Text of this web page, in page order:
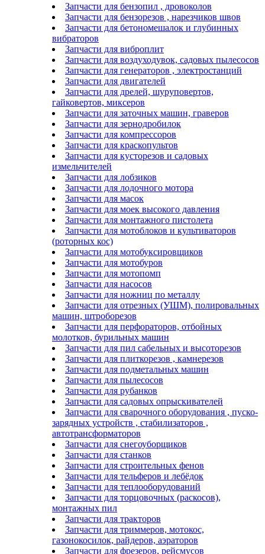
Запчасти для бензопил , дровоколов
Запчасти для бензорезов , нарезчиков швов
Запчасти для бетономешалок и глубинных
вибраторов
Запчасти для виброплит
Запчасти для воздуходувок, садовых пылесосов
Запчасти для генераторов , электростанций
Запчасти для двигателей
Запчасти для дрелей, шуруповертов,
гайковертов, миксеров
Запчасти для заточных машин, граверов
Запчасти для зернодробилок
Запчасти для компрессоров
Запчасти для краскопультов
Запчасти для кусторезов и садовых
измельчителей
Запчасти для лобзиков
Запчасти для лодочного мотора
Запчасти для масок
Запчасти для моек высокого давления
Запчасти для монтажного пистолета
Запчасти для мотоблоков и культиваторов
(роторных кос)
Запчасти для мотобуксировщиков
Запчасти для мотобуров
Запчасти для мотопомп
Запчасти для насосов
Запчасти для ножниц по металлу
Запчасти для отрезных (УШМ), полировальных
машин, штроборезов
Запчасти для перфораторов, отбойных
молотков, бурильных машин
Запчасти для пил сабельных и высоторезов
Запчасти для плиткорезов , камнерезов
Запчасти для подметальных машин
Запчасти для пылесосов
Запчасти для рубанков
Запчасти для садовых опрыскивателей
Запчасти для сварочного оборудования , пуско-
зарядных устройств , стабилизаторов ,
автотрансформаторов
Запчасти для снегоуборщиков
Запчасти для станков
Запчасти для строительных фенов
Запчасти для тельферов и лебёдок
Запчасти для теплооборудований
Запчасти для торцовочных (раскосов),
монтажных пил
Запчасти для тракторов
Запчасти для триммеров, мотокос,
газонокосилок, райдеров, аэраторов
Запчасти для фрезеров, рейсмусов